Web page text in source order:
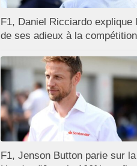
F1, Daniel Ricciardo explique
de ses adieux à la compétition
F1, Jenson Button parie sur